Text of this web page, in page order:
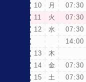
10
月 07:30
11
火 07:30
12
水 07:30
14:00
13
木
14
金 07:30
15
土 07:30